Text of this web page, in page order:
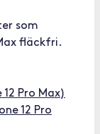
som
fläckfri.
Pro Max)
12 Pro